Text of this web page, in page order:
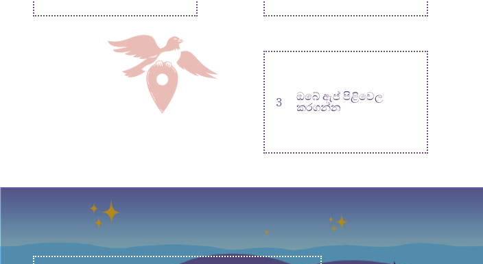
3
ඔබේ ඇප් පිළිවෙල
කරගන්න